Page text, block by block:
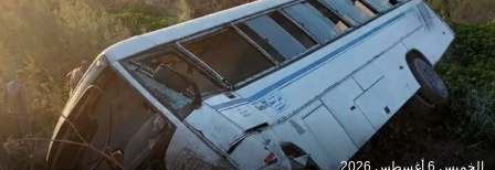
الخميس 6 أغسطس 2026